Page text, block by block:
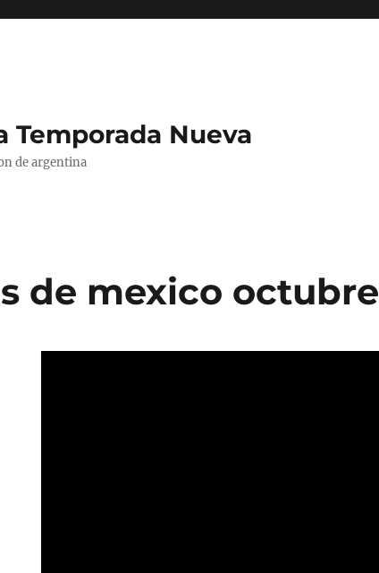
Temporada Nueva
de argentina
de mexico octubre